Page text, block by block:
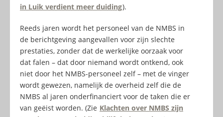
in Luik verdient meer duiding).
Reeds jaren wordt het personeel van de NMBS in
de berichtgeving aangevallen voor zijn slechte
prestaties, zonder dat de werkelijke oorzaak voor
dat falen – dat door niemand wordt ontkend, ook
niet door het NMBS-personeel zelf – met de vinger
wordt gewezen, namelijk de overheid zelf die de
NMBS al jaren onderfinanciert voor de taken die er
van geëist worden. (Zie Klachten over NMBS zijn